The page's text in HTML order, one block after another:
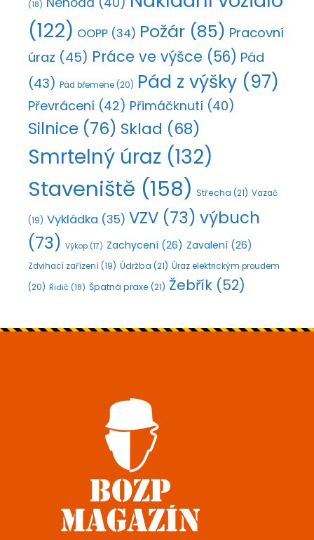
(122)
Požár (85)
úraz(45)Práce ve výšce(56) Pád
(43)
Pád z výšky (97)
Převrácení(42) Přimáčknutí(40)
Silnice(76)Sklad(68)
Smrtelný úraz (132)
Staveniště(158)
VZV(73) výbuch
(73)
Zachycení (26) Zavalení
Zdvihací zařízení(19) Údržba (21) Úraz elektrickým proudem
(20) Řidič(18) Špatná praxe(21) Žebřík(52)